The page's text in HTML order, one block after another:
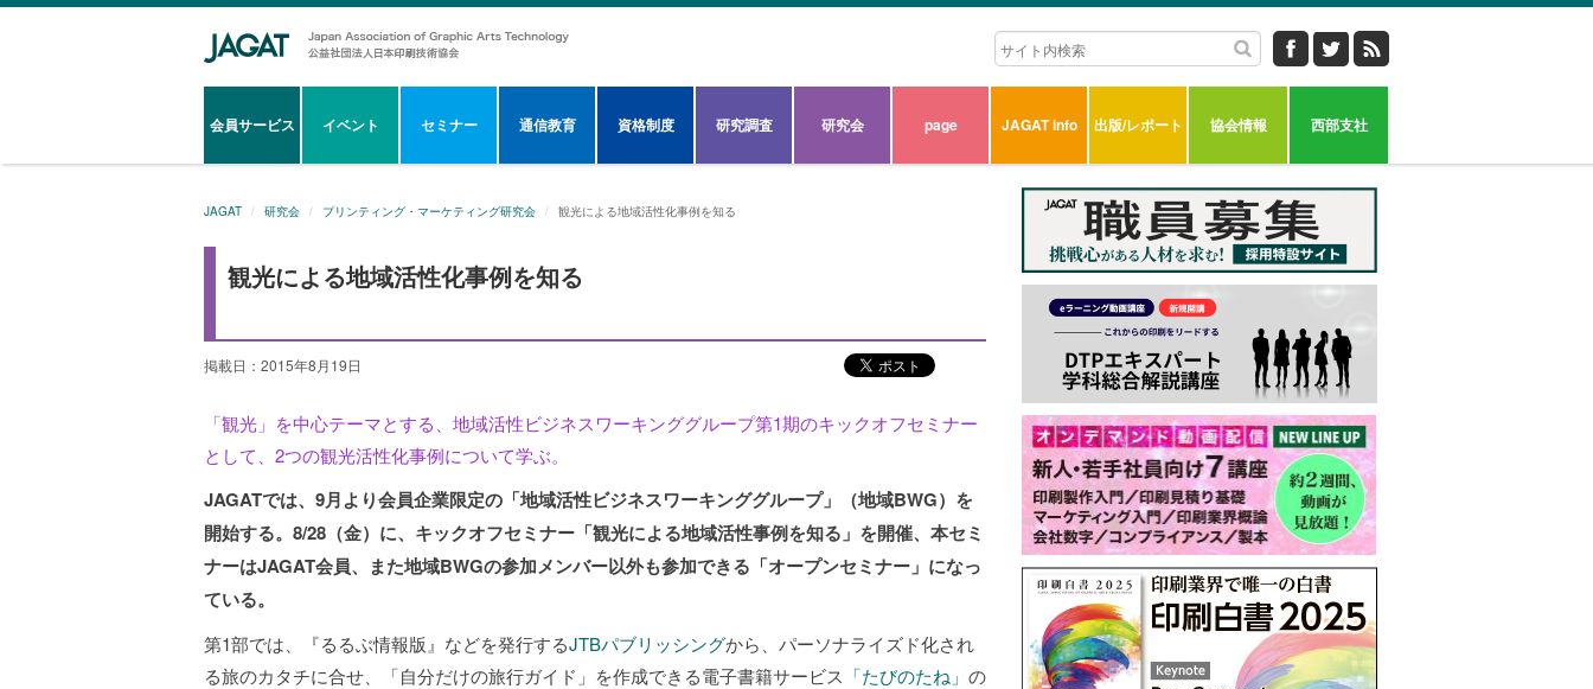
会員サービス イベント セミナー 通信教育 資格制度 研究調査 研究会 page JAGAT info 出版/レポート 協会情報 西部支社
JAGAT 研究会 プリンティング・マーケティング研究会 観光による地域活性化事例を知る
観光による地域活性化事例を知る
掲載日：2015年8月19日
「観光」を中心テーマとする、地域活性ビジネスワーキンググループ第1期のキックオフセミナー
として、2つの観光活性化事例について学ぶ。
JAGATでは、9月より会員企業限定の「地域活性ビジネスワーキンググループ」（地域BWG）を
開始する。8/28（金）に、キックオフセミナー「観光による地域活性事例を知る」を開催、本セミ
ナーはJAGAT会員、また地域BWGの参加メンバー以外も参加できる「オープンセミナー」になっ
ている。
第1部では、『るるぶ情報版』などを発行するJTBパブリッシングから、パーソナライズド化され
る旅のカタチに合せ、「自分だけの旅行ガイド」を作成できる電子書籍サービス 「たびのたね」 の